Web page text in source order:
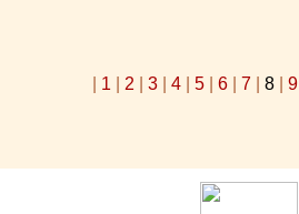
1 2 3 4 5 6 7 8 9